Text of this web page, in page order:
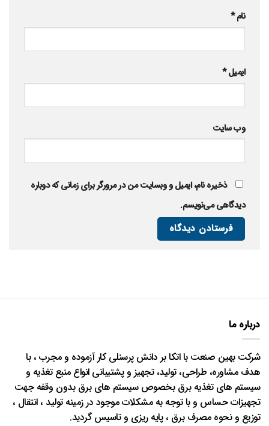
نام*
ایمیل*
وب‌ سایت
ذخیره نام، ایمیل و وبسایت من در مرورگر برای زمانی که دوباره
دیدگاهی می‌نویسم.
درباره ما
شرکت بهین صنعت با اتکا بر دانش پرسنلی کار آزموده و مجرب ، با
هدف مشاوره، طراحی، تولید، تجهیز و پشتیبانی انواع منبع تغذیه و
سیستم های تغذیه برق بخصوص سیستم های برق بدون وقفه جهت
تجهیزات حساس و با توجه به مشکلات موجود در زمینه تولید ، انتقال ،
توزیع و نحوه مصرف برق ، پایه ریزی و تاسیس گردید.